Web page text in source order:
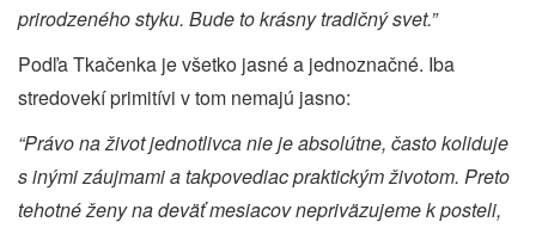
prirodzeného styku. Bude to krásny tradičný svet.”
Podľa Tkačenka je všetko jasné a jednoznačné. Iba
stredovekí primitívi v tom nemajú jasno:
“Právo na život jednotlivca nie je absolútne, často koliduje
s inými záujmami a takpovediac praktickým životom. Preto
tehotné ženy na deväť mesiacov nepriväzujeme k posteli,